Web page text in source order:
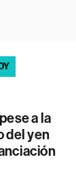
a la
del yen